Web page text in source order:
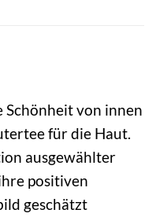
Schönheit von innen
für die Haut.
ausgewählter
positiven
geschätzt